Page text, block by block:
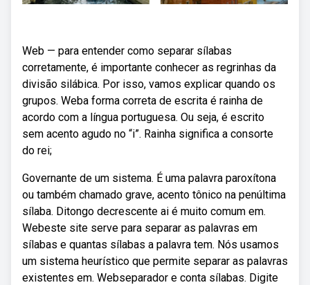
Web — para entender como separar sílabas
corretamente, é importante conhecer as regrinhas da
divisão silábica. Por isso, vamos explicar quando os
grupos. Weba forma correta de escrita é rainha de
acordo com a língua portuguesa. Ou seja, é escrito
sem acento agudo no “i”. Rainha significa a consorte
do rei;
Governante de um sistema. É uma palavra paroxítona
ou também chamado grave, acento tônico na penúltima
sílaba. Ditongo decrescente ai é muito comum em.
Webeste site serve para separar as palavras em
sílabas e quantas sílabas a palavra tem. Nós usamos
um sistema heurístico que permite separar as palavras
existentes em. Webseparador e conta sílabas. Digite